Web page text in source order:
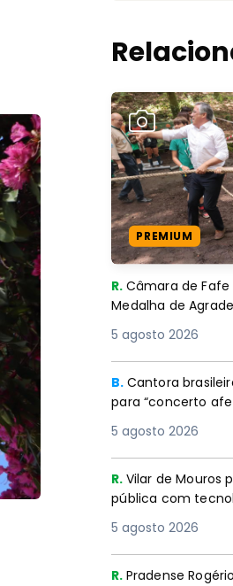
PREMIUM
R. Câmara de Fafe
Medalha de
5 agosto 2026
B. Cantora
para “concerto
5 agosto 2026
R. Vilar de Mouros
pública com
5 agosto 2026
R. Pradense